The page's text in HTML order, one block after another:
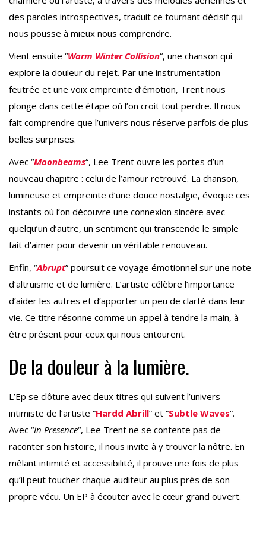
des paroles introspectives, traduit ce tournant décisif qui
nous pousse à mieux nous comprendre.
Vient ensuite “Warm Winter Collision“, une chanson qui
explore la douleur du rejet. Par une instrumentation
feutrée et une voix empreinte d’émotion, Trent nous
plonge dans cette étape où l’on croit tout perdre. Il nous
fait comprendre que l’univers nous réserve parfois de plus
belles surprises.
Avec “Moonbeams“, Lee Trent ouvre les portes d’un
nouveau chapitre : celui de l’amour retrouvé. La chanson,
lumineuse et empreinte d’une douce nostalgie, évoque ces
instants où l’on découvre une connexion sincère avec
quelqu’un d’autre, un sentiment qui transcende le simple
fait d’aimer pour devenir un véritable renouveau.
Enfin, “Abrupt” poursuit ce voyage émotionnel sur une note
d’altruisme et de lumière. L’artiste célèbre l’importance
d’aider les autres et d’apporter un peu de clarté dans leur
vie. Ce titre résonne comme un appel à tendre la main, à
être présent pour ceux qui nous entourent.
De la douleur à la lumière.
L’Ep se clôture avec deux titres qui suivent l’univers
intimiste de l’artiste “Hardd Abrill” et “Subtle Waves“.
Avec “In Presence“, Lee Trent ne se contente pas de
raconter son histoire, il nous invite à y trouver la nôtre. En
mêlant intimité et accessibilité, il prouve une fois de plus
qu’il peut toucher chaque auditeur au plus près de son
propre vécu. Un EP à écouter avec le cœur grand ouvert.